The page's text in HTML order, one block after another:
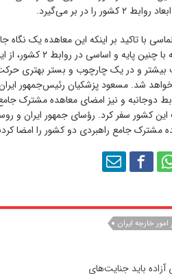
را در بر می‌گیرد.
بسیار امیدواریم
بیشتر و در یک چارچوب و بستر بهتری
شد. مسعود پزشکیان رئیس‌جمهور
و نیز امضای معاهده مشترک
مشترک جامع راهبردی دو کشور را امضا
امور خارجه ایران
باید جنایت‌های